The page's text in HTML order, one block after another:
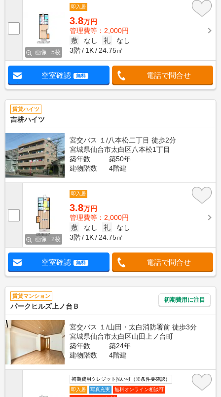
画像 : 5枚
即入居
3.8万円
管理費等：2,000円
敷
なし 礼
なし
3階
1K 24.75㎡
空室確認 無料 電話で問合せ
賃貸ハイツ
吉耕ハイツ
宮交バス １/八本松二丁目 徒歩2分
宮城県仙台市太白区八本松1丁目
築年数
築50年
建物階数
4階建
画像 : 2枚
即入居
3.8万円
管理費等：2,000円
敷
なし 礼
なし
3階
1K 24.75㎡
空室確認 無料 電話で問合せ
賃貸マンション
パークヒルズ上ノ台Ｂ
初期費用に注目
宮交バス １/山田・太白消防署前 徒歩3分
宮城県仙台市太白区山田上ノ台町
築年数
築24年
建物階数
4階建
初期費用クレジット払い可（※条件要確認）
即入居
写真充実
無料オンライン相談可